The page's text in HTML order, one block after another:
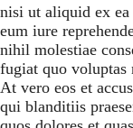
nisi ut aliquid ex ea
eum iure
nihil molestiae
fugiat quo voluptas
At vero eos et
qui blanditiis